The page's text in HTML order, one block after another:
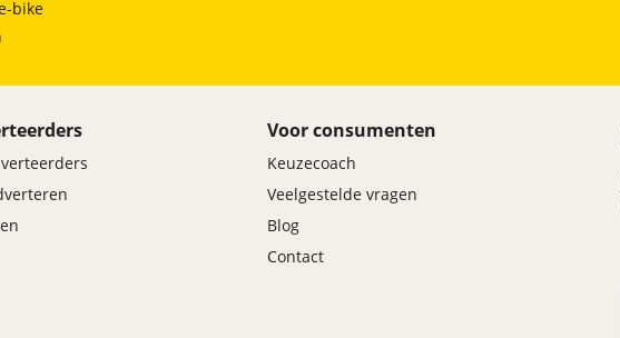
bike
Voor consumenten
Keuzecoach
Veelgestelde vragen
Blog
Contact